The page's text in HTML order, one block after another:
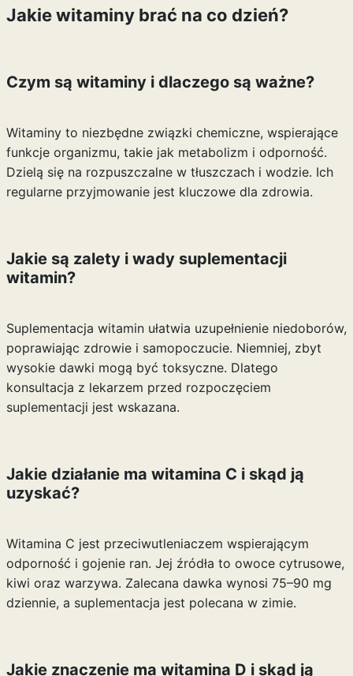
Jakie witaminy brać na co dzień?
Czym są witaminy i dlaczego są ważne?
Witaminy to niezbędne związki chemiczne, wspierające
funkcje organizmu, takie jak metabolizm i odporność.
Dzielą się na rozpuszczalne w tłuszczach i wodzie. Ich
regularne przyjmowanie jest kluczowe dla zdrowia.
Jakie są zalety i wady suplementacji
witamin?
Suplementacja witamin ułatwia uzupełnienie niedoborów,
poprawiając zdrowie i samopoczucie. Niemniej, zbyt
wysokie dawki mogą być toksyczne. Dlatego
konsultacja z lekarzem przed rozpoczęciem
suplementacji jest wskazana.
Jakie działanie ma witamina C i skąd ją
uzyskać?
Witamina C jest przeciwutleniaczem wspierającym
odporność i gojenie ran. Jej źródła to owoce cytrusowe,
kiwi oraz warzywa. Zalecana dawka wynosi 75–90 mg
dziennie, a suplementacja jest polecana w zimie.
Jakie znaczenie ma witamina D i skąd ją